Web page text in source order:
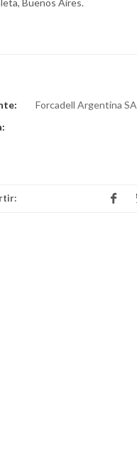
Buenos Aires.
Forcadell Argentina SA